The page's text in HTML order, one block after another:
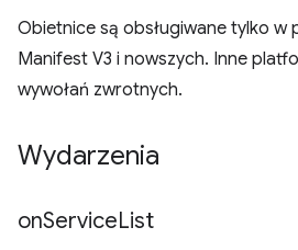
Obietnice są obsługiwane tylko w
Manifest V3 i nowszych. Inne
wywołań zwrotnych.
Wydarzenia
onServiceList